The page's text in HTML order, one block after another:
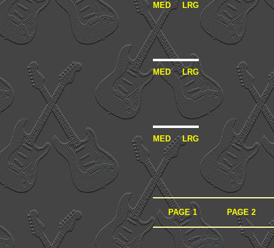
MED LRG
MED LRG
MED LRG
PAGE 1 PAGE 2